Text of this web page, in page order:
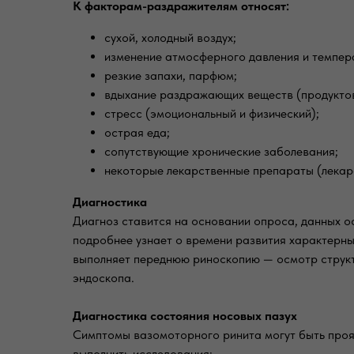
К факторам-раздражителям относят:
сухой, холодный воздух;
изменение атмосферного давления и
резкие запахи, парфюм;
вдыхание раздражающих веществ
стресс (эмоциональный и физический);
острая еда;
сопутствующие хронические заболевания;
некоторые лекарственные препараты
Диагностика
Диагноз ставится на основании опроса, данных
подробнее узнает о времени развития
выполняет переднюю риноскопию — осмотр
эндоскопа.
Диагностика состояния носовых пазух
Симптомы вазомоторного ринита могут быть